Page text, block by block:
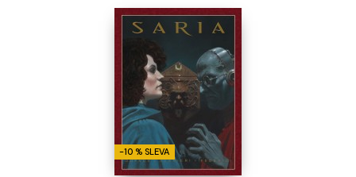
-10 % SLEVA